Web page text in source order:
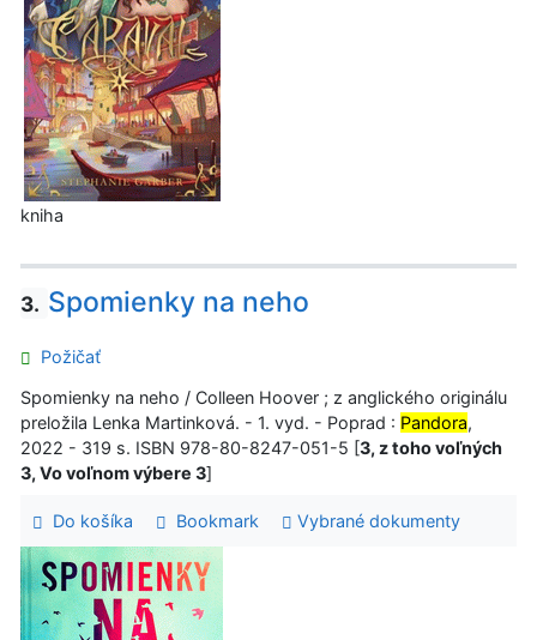
kniha
3. Spomienky na neho
Požičať
Spomienky na neho / Colleen Hoover ; z anglického originálu
preložila Lenka Martinková. - 1. vyd. - Poprad : Pandora,
2022 - 319 s. ISBN 978-80-8247-051-5 [3, z toho voľných
3, Vo voľnom výbere 3]
Do košíka Bookmark Vybrané dokumenty